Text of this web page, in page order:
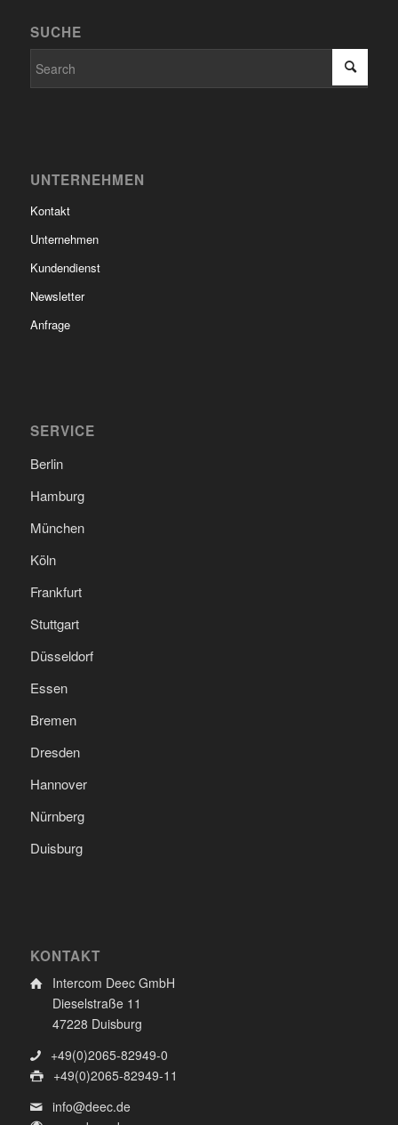
SUCHE
UNTERNEHMEN
Kontakt
Unternehmen
Kundendienst
Newsletter
Anfrage
SERVICE
Berlin
Hamburg
München
Köln
Frankfurt
Stuttgart
Düsseldorf
Essen
Bremen
Dresden
Hannover
Nürnberg
Duisburg
KONTAKT
Intercom Deec GmbH
Dieselstraße 11
47228 Duisburg
+49(0)2065-82949-0
+49(0)2065-82949-11
info@deec.de